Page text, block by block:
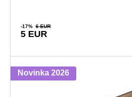
-17% 6 EUR
5 EUR
Novinka 2026